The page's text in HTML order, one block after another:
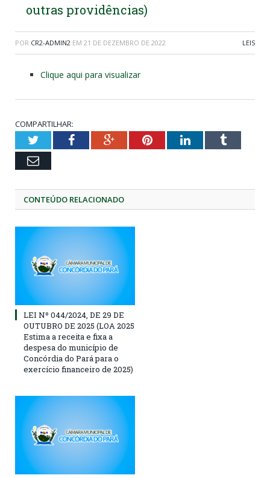
outras providências)
POR CR2-ADMIN2 EM 21 DE DEZEMBRO DE 2022 LEIS
Clique aqui para visualizar
COMPARTILHAR:
TwitterFacebookGoogle+PinterestLinkedInTumblr
Email
CONTEÚDO RELACIONADO
LEI Nº 044/2024, DE 29 DE
OUTUBRO DE 2025 (LOA 2025
Estima a receita e fixa a
despesa do município de
Concórdia do Pará para o
exercício financeiro de 2025)